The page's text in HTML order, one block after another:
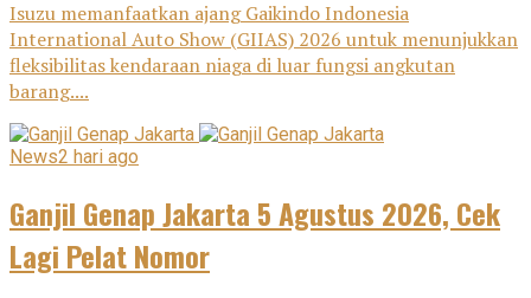
Isuzu memanfaatkan ajang Gaikindo Indonesia
International Auto Show (GIIAS) 2026 untuk menunjukkan
fleksibilitas kendaraan niaga di luar fungsi angkutan
barang....
News2 hari ago
Ganjil Genap Jakarta 5 Agustus 2026, Cek
Lagi Pelat Nomor